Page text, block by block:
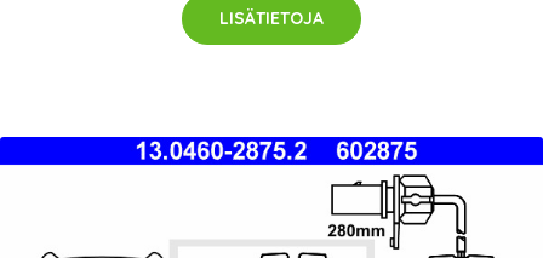
LISÄTIETOJA